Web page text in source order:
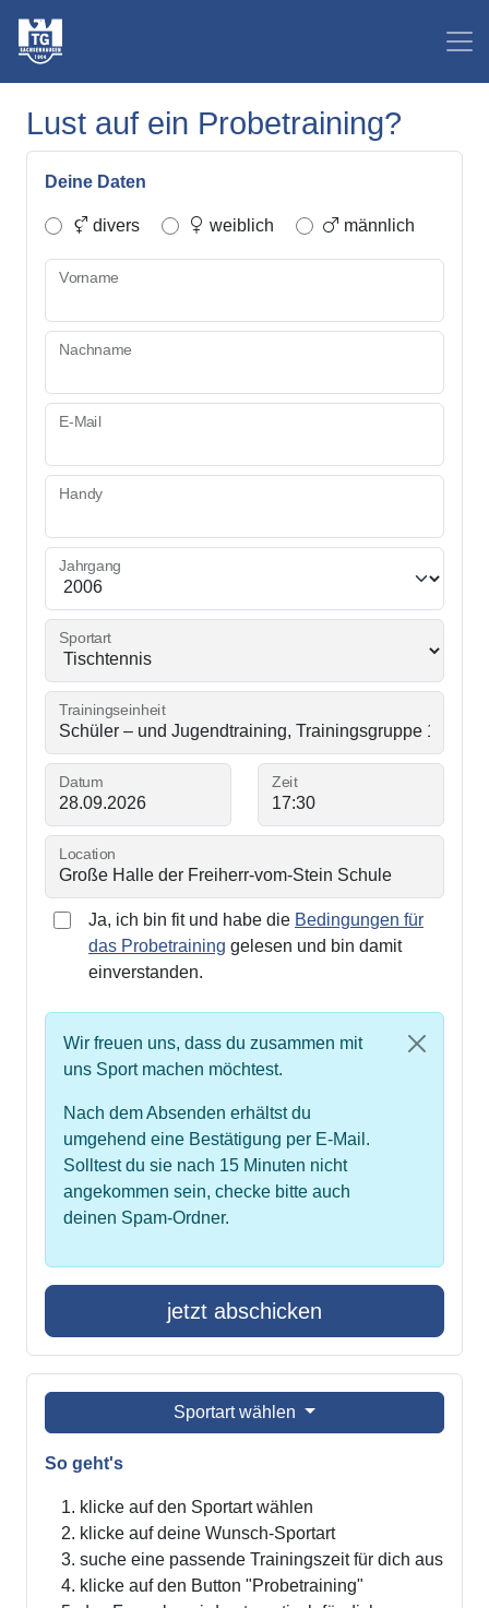
Lust auf ein Probetraining?
Deine Daten
divers weiblich männlich
Vorname
Nachname
E-Mail
Handy
Jahrgang
Sportart
Trainingseinheit
Datum Zeit
Location
Ja, ich bin fit und habe die Bedingungen für
das Probetraining gelesen und bin damit
einverstanden.
Wir freuen uns, dass du zusammen mit
uns Sport machen möchtest.
Nach dem Absenden erhältst du
umgehend eine Bestätigung per E-Mail.
Solltest du sie nach 15 Minuten nicht
angekommen sein, checke bitte auch
deinen Spam-Ordner.
jetzt abschicken
Sportart wählen
So geht's
klicke auf den Sportart wählen
klicke auf deine Wunsch-Sportart
suche eine passende Trainingszeit für dich aus
klicke auf den Button "Probetraining"